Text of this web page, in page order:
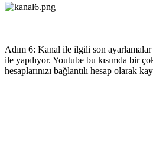
Adım 6: Kanal ile ilgili son ayarlamalar
ile yapılıyor. Youtube bu kısımda bir
hesaplarınızı bağlantılı hesap olarak